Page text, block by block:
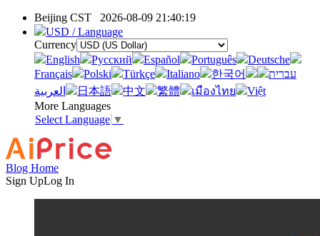
Beijing CST 2026-08-09 21:40:19
USD / Language
Currency
English
Pусский Español Português
Deutsche
Français
Polski Türkçe Italiano 한국어
עברית
العربية
日本語 中文 繁體 เมืองไทย
Việt
More Languages
Select Language ▼
Blog Home
Sign UpLog In